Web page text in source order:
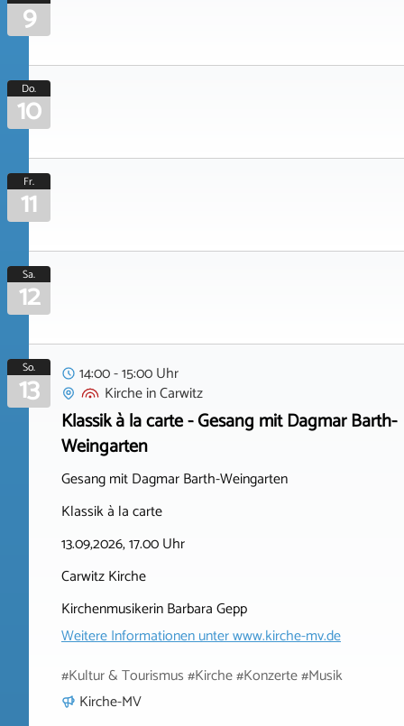
9
Do.
10
Fr.
11
Sa.
12
So.
13
14:00 - 15:00 Uhr
KircheinCarwitz
Klassik à la carte - Gesang mit Dagmar Barth-
Weingarten
Gesang mit Dagmar Barth-Weingarten
Klassik à la carte
13.09,2026, 17.00 Uhr
Carwitz Kirche
Kirchenmusikerin Barbara Gepp
Weitere Informationen unterwww.kirche-mv.de
#Kultur & Tourismus #Kirche #Konzerte #Musik
Kirche-MV